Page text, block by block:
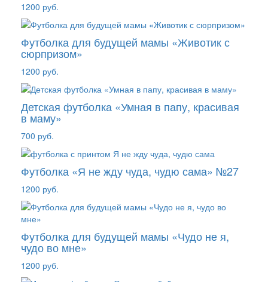
1200 руб.
Футболка для будущей мамы «Животик с
сюрпризом»
1200 руб.
Детская футболка «Умная в папу, красивая
в маму»
700 руб.
Футболка «Я не жду чуда, чудю сама» №27
1200 руб.
Футболка для будущей мамы «Чудо не я,
чудо во мне»
1200 руб.